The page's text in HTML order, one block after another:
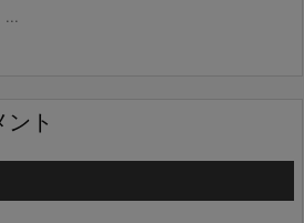
...
ト